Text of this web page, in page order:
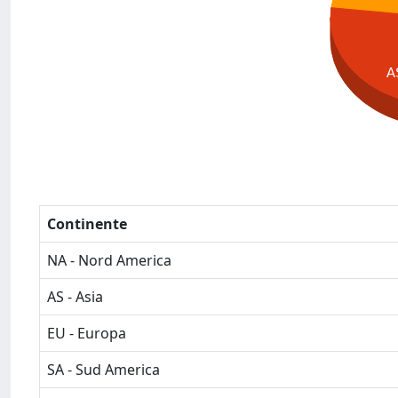
Continente
NA - Nord America
AS - Asia
EU - Europa
SA - Sud America